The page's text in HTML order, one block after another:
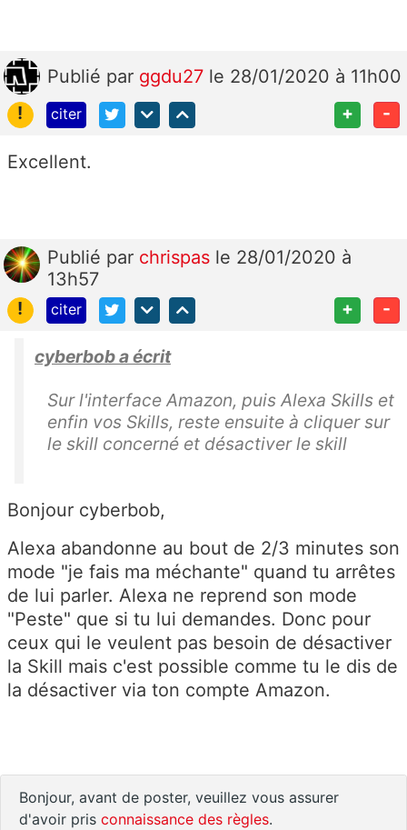
Publié par ggdu27 le 28/01/2020 à 11h00
!
citer + -
Excellent.
Publié par chrispas le 28/01/2020 à
13h57
!
citer + -
cyberbob a écrit
Sur l'interface Amazon, puis Alexa Skills et
enfin vos Skills, reste ensuite à cliquer sur
le skill concerné et désactiver le skill
Bonjour cyberbob,
Alexa abandonne au bout de 2/3 minutes son
mode "je fais ma méchante" quand tu arrêtes
de lui parler. Alexa ne reprend son mode
"Peste" que si tu lui demandes. Donc pour
ceux qui le veulent pas besoin de désactiver
la Skill mais c'est possible comme tu le dis de
la désactiver via ton compte Amazon.
Bonjour, avant de poster, veuillez vous assurer
d'avoir pris connaissance des règles.